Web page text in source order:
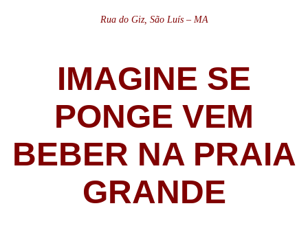
Rua do Giz, São Luís – MA
IMAGINE SE
PONGE VEM
BEBER NA PRAIA
GRANDE